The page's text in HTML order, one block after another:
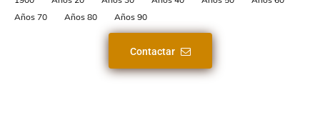
Años 70
Años 80 Años 90
Contactar